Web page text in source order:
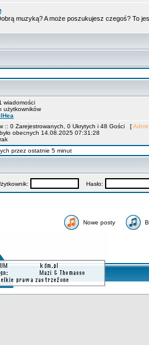
muzyką? A może poszukujesz czegoś? To
wiadomości
użytkowników
:: 0 Zarejestrowanych, 0 Ukrytych i 48 Gości [
było obecnych 14.08.2025 07:31:28
przez ostatnie 5 minut
Hasło:
Nowe posty